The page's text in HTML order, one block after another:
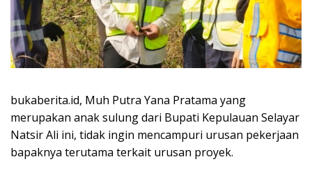
bukaberita.id, Muh Putra Yana Pratama yang
merupakan anak sulung dari Bupati Kepulauan Selayar
Natsir Ali ini, tidak ingin mencampuri urusan pekerjaan
bapaknya terutama terkait urusan proyek.